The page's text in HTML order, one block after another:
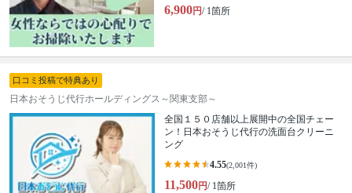
6,900円/ 1箇所
口コミ投稿で特典あり
日本おそうじ代行ホールディングス～関東支部～
全国１５０店舗以上展開中の全国チェー
ン！日本おそうじ代行の洗面台クリーニ
ング
4.55(2,001件)
11,500円/ 1箇所